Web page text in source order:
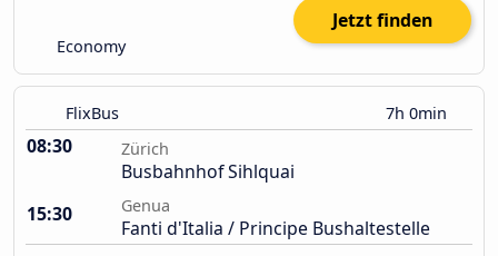
Economy
Jetzt finden
FlixBus 7h 0min
08:30 Zürich
Busbahnhof Sihlquai
15:30
Genua
Fanti d'Italia / Principe Bushaltestelle